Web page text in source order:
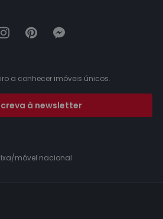
a conhecer imóveis únicos.
à newsletter
móvel nacional.